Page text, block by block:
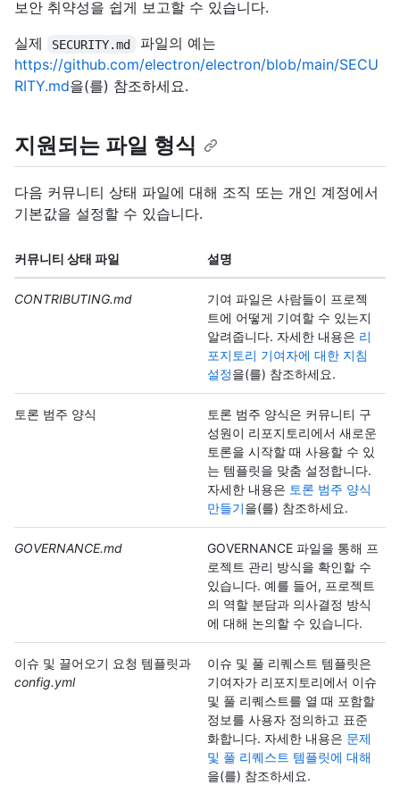
보안 취약성을 쉽게 보고할 수 있습니다.
실제
SECURITY.md
파일의 예는
https://github.com/electron/electron/blob/main/SECU
RITY.md을(를) 참조하세요.
지원되는 파일 형식
다음 커뮤니티 상태 파일에 대해 조직 또는 개인 계정에서
기본값을 설정할 수 있습니다.
커뮤니티 상태 파일 설명
CONTRIBUTING.md
기여 파일은 사람들이 프로젝
트에 어떻게 기여할 수 있는지
알려줍니다. 자세한 내용은 리
포지토리 기여자에 대한 지침
설정을(를) 참조하세요.
토론 범주 양식
토론 범주 양식은 커뮤니티 구
성원이 리포지토리에서 새로운
토론을 시작할 때 사용할 수 있
는 템플릿을 맞춤 설정합니다.
자세한 내용은 토론 범주 양식
만들기을(를) 참조하세요.
GOVERNANCE.md
GOVERNANCE 파일을 통해 프
로젝트 관리 방식을 확인할 수
있습니다. 예를 들어, 프로젝트
의 역할 분담과 의사결정 방식
에 대해 논의할 수 있습니다.
이슈 및 끌어오기 요청 템플릿과
config.yml
이슈 및 풀 리퀘스트 템플릿은
기여자가 리포지토리에서 이슈
및 풀 리퀘스트를 열 때 포함할
정보를 사용자 정의하고 표준
화합니다. 자세한 내용은 문제
및 풀 리퀘스트 템플릿에 대해
을(를) 참조하세요.